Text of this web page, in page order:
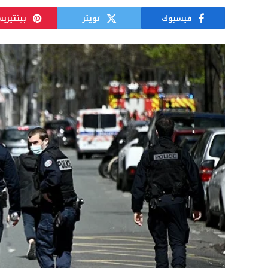
فيسبوك تويتر